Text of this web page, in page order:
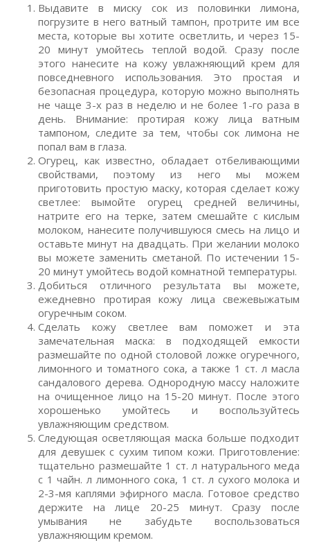
Выдавите в миску сок из половинки лимона,
погрузите в него ватный тампон, протрите им все
места, которые вы хотите осветлить, и через 15-
20 минут умойтесь теплой водой. Сразу после
этого нанесите на кожу увлажняющий крем для
повседневного использования. Это простая и
безопасная процедура, которую можно выполнять
не чаще 3-х раз в неделю и не более 1-го раза в
день. Внимание: протирая кожу лица ватным
тампоном, следите за тем, чтобы сок лимона не
попал вам в глаза.
Огурец, как известно, обладает отбеливающими
свойствами, поэтому из него мы можем
приготовить простую маску, которая сделает кожу
светлее: вымойте огурец средней величины,
натрите его на терке, затем смешайте с кислым
молоком, нанесите получившуюся смесь на лицо и
оставьте минут на двадцать. При желании молоко
вы можете заменить сметаной. По истечении 15-
20 минут умойтесь водой комнатной температуры.
Добиться отличного результата вы можете,
ежедневно протирая кожу лица свежевыжатым
огуречным соком.
Сделать кожу светлее вам поможет и эта
замечательная маска: в подходящей емкости
размешайте по одной столовой ложке огуречного,
лимонного и томатного сока, а также 1 ст. л масла
сандалового дерева. Однородную массу наложите
на очищенное лицо на 15-20 минут. После этого
хорошенько умойтесь и воспользуйтесь
увлажняющим средством.
Следующая осветляющая маска больше подходит
для девушек с сухим типом кожи. Приготовление:
тщательно размешайте 1 ст. л натурального меда
с 1 чайн. л лимонного сока, 1 ст. л сухого молока и
2-3-мя каплями эфирного масла. Готовое средство
держите на лице 20-25 минут. Сразу после
умывания не забудьте воспользоваться
увлажняющим кремом.